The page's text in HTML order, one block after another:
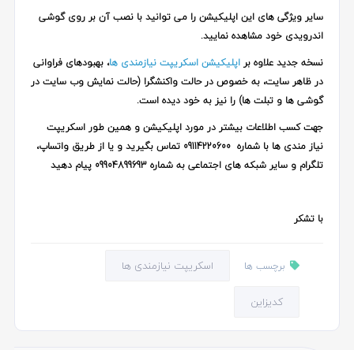
سایر ویژگی های این اپلیکیشن را می توانید با نصب آن بر روی گوشی
اندرویدی خود مشاهده نمایید.
نسخه جدید علاوه براپلیکیشن اسکریپت نیازمندی ها، بهبودهای فراوانی
در ظاهر سایت، به خصوص در حالت واکنشگرا (حالت نمایش وب سایت در
گوشی ها و تبلت ها) را نیز به خود دیده است.
جهت کسب اطلاعات بیشتر در مورد اپلیکیشن و همین طوراسکریپت
نیاز مندی ها
با شماره 09114220600 تماس بگیرید و یا از طریق واتساپ،
تلگرام و سایر شبکه های اجتماعی به شماره 09904899693 پیام دهید
با تشکر
برچسب ها اسکریپت نیازمندی ها
کدیزاین